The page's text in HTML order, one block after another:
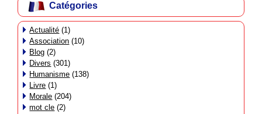
Catégories
Actualité (1)
Association (10)
Blog (2)
Divers (301)
Humanisme (138)
Livre (1)
Morale (204)
mot cle (2)